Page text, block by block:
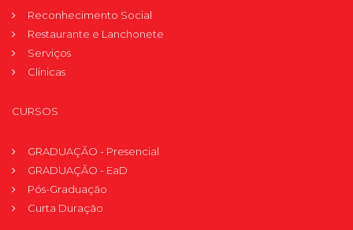
Reconhecimento Social
Restaurante e Lanchonete
Serviços
Clínicas
CURSOS
GRADUAÇÃO - Presencial
GRADUAÇÃO - EaD
Pós-Graduação
Curta Duração